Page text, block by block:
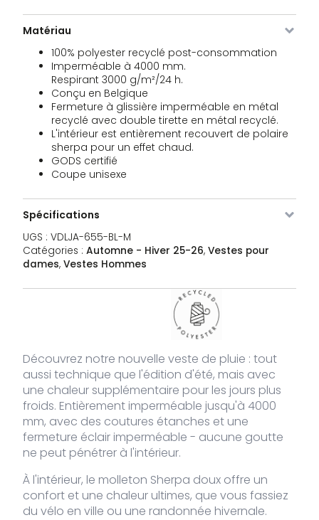
Matériau
100% polyester recyclé post-consommation
Imperméable à 4000 mm.
Respirant 3000 g/m²/24 h.
Conçu en Belgique
Fermeture à glissière imperméable en métal
recyclé avec double tirette en métal recyclé.
L'intérieur est entièrement recouvert de polaire
sherpa pour un effet chaud.
GODS certifié
Coupe unisexe
Spécifications
UGS : VDLJA-655-BL-M
Catégories : Automne - Hiver 25-26, Vestes pour
dames, Vestes Hommes
Découvrez notre nouvelle veste de pluie : tout
aussi technique que l'édition d'été, mais avec
une chaleur supplémentaire pour les jours plus
froids. Entièrement imperméable jusqu'à 4000
mm, avec des coutures étanches et une
fermeture éclair imperméable - aucune goutte
ne peut pénétrer à l'intérieur.
À l'intérieur, le molleton Sherpa doux offre un
confort et une chaleur ultimes, que vous fassiez
du vélo en ville ou une randonnée hivernale.
VDLJA-
655-
BL-L
Noir L 1 stock € 189,95
VDLJA-
655-
BL-XL
Noir XL
VDLJA-
655-
BL-XXL
Noir XXL 1 stock €
VDLJA-
VDLJA-
655-
KH-S
kaki
655-
KH-L
Rupture
de stock
VDLJA-
655-
KH-XL
kaki XL 2 stocks
655-
KH-XXL
de stock